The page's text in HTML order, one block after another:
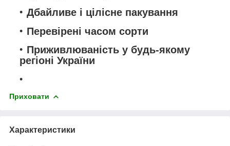
Дбайливе і цілісне пакування
Перевірені часом сорти
Приживлюваність у будь-якому
регіоні України
Приховати
Характеристики